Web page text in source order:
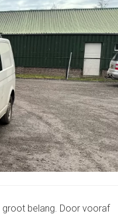
groot belang. Door vooraf